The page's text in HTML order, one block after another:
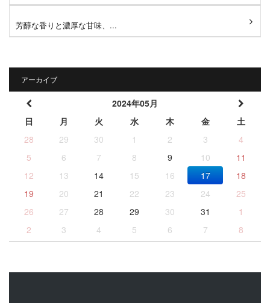
芳醇な香りと濃厚な甘味、...
アーカイブ
2024年05月
日
月 火 水 木 金
土
28
29 30 1 2 3
4
5
6 7 8 9 10
11
12
13 14 15 16 17
18
19
20 21 22 23 24
25
26
27 28 29 30 31
1
2
3 4 5 6 7 8